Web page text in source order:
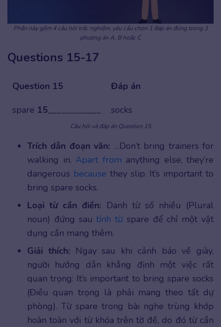
Phần này gồm 4 câu hỏi trắc nghiệm, yêu cầu chọn 1 đáp án đúng trong 3
phương án A, B hoặc C
Questions 15-17
Question 15
Đáp án
spare 15____________ socks
Câu hỏi và đáp án Question 15
Trích dẫn đoạn văn: …Don’t bring trainers for
walking in. Apart from anything else, they’re
dangerous because they slip. It’s important to
bring spare socks.
Loại từ cần điền: Danh từ số nhiều (Plural
noun) đứng sautính từspare để chỉ một vật
dụng cần mang thêm.
Giải thích: Ngay sau khi cảnh báo về giày,
người hướng dẫn khẳng định một việc rất
quan trọng: It’s important to bring spare socks
(Điều quan trọng là phải mang theo tất dự
phòng). Từ spare trong bài nghe trùng khớp
hoàn toàn với từ khóa trên tờ đề, do đó từ cần